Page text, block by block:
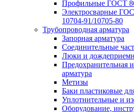
Профильные ГОСТ
Электросварные
10704-91/10705-80
Трубопроводная арматура
Запорная арматура
Соединительные
Люки и
Предохранительная
арматура
Метизы
Баки пластиковые
Уплотнительные и
Оборудование,